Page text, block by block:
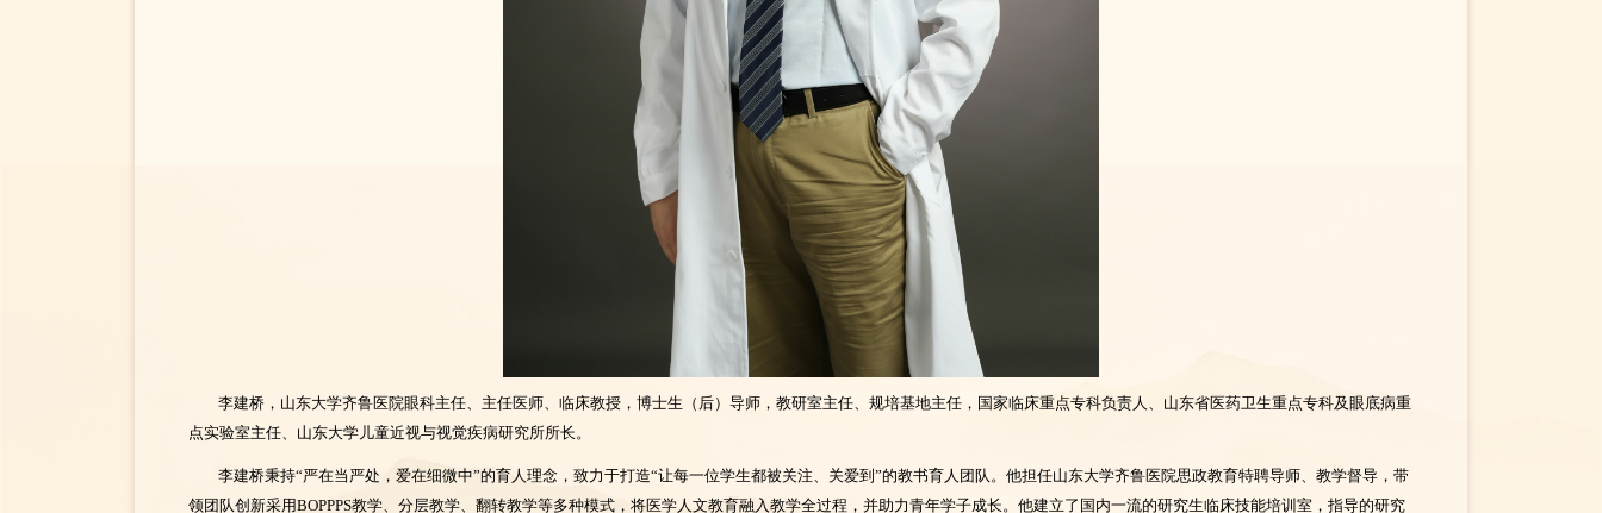
李建桥，山东大学齐鲁医院眼科主任、主任医师、临床教授，博士生（后）导师，教研室主任、规培基地主任，国家临床重点专科负责人、山东省医药卫生重点专科及眼底病重
点实验室主任、山东大学儿童近视与视觉疾病研究所所长。
李建桥秉持“严在当严处，爱在细微中”的育人理念，致力于打造“让每一位学生都被关注、关爱到”的教书育人团队。他担任山东大学齐鲁医院思政教育特聘导师、教学督导，带
领团队创新采用BOPPPS教学、分层教学、翻转教学等多种模式，将医学人文教育融入教学全过程，并助力青年学子成长。他建立了国内一流的研究生临床技能培训室，指导的研究